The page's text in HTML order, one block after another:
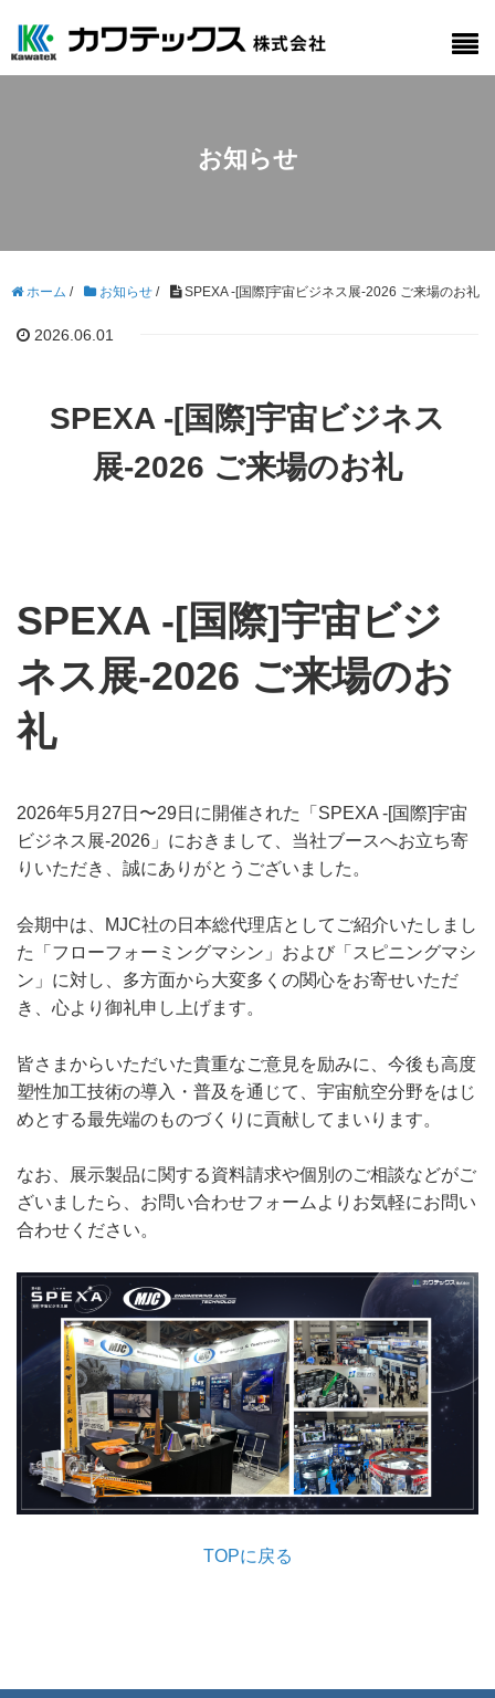
お知らせ
ホーム / お知らせ / SPEXA -[国際]宇宙ビジネス展-2026 ご来場のお礼
2026.06.01
SPEXA -[国際]宇宙ビジネス
展-2026 ご来場のお礼
SPEXA -[国際]宇宙ビジ
ネス展-2026 ご来場のお
礼
2026年5月27日〜29日に開催された「SPEXA -[国際]宇宙
ビジネス展-2026」におきまして、当社ブースへお立ち寄
りいただき、誠にありがとうございました。
会期中は、MJC社の日本総代理店としてご紹介いたしまし
た「フローフォーミングマシン」および「スピニングマシ
ン」に対し、多方面から大変多くの関心をお寄せいただ
き、心より御礼申し上げます。
皆さまからいただいた貴重なご意見を励みに、今後も高度
塑性加工技術の導入・普及を通じて、宇宙航空分野をはじ
めとする最先端のものづくりに貢献してまいります。
なお、展示製品に関する資料請求や個別のご相談などがご
ざいましたら、お問い合わせフォームよりお気軽にお問い
合わせください。
TOPに戻る